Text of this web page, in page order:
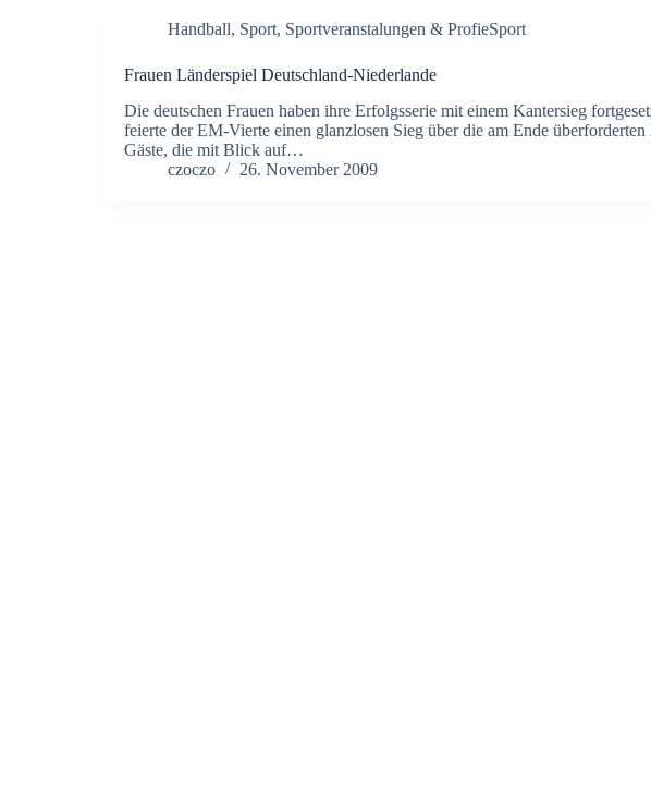
Handball, Sport, Sportveranstalungen & ProfieSport
Frauen Länderspiel Deutschland-Niederlande
Die deutschen Frauen haben ihre Erfolgsserie mit einem Kantersieg
feierte der EM-Vierte einen glanzlosen Sieg über die am Ende
Gäste, die mit Blick auf…
czoczo
26. November 2009